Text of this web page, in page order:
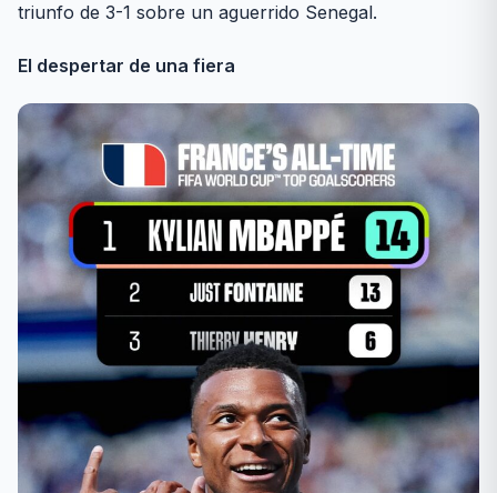
triunfo de 3-1 sobre un aguerrido Senegal.
El despertar de una fiera